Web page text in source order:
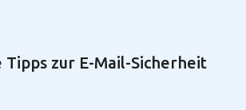
Tipps zur E-Mail-Sicherheit